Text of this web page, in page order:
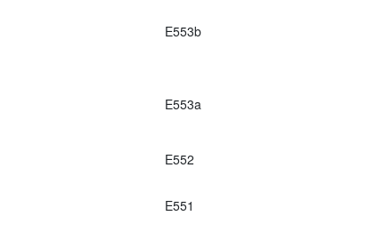
E553b
E553a
E552
E551